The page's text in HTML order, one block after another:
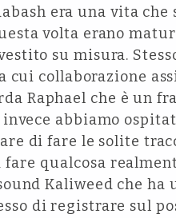
era una vita che
volta erano
su misura.
cui collaborazione
Raphael che è un
abbiamo
di fare le solite
qualcosa
Kaliweed che ha
di registrare sul